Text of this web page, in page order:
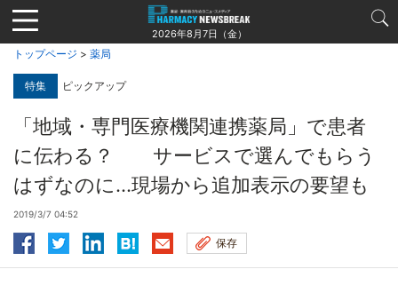
Jump
to
navigation
2026年8月7日（金）
トップページ > 薬局
特集 ピックアップ
「地域・専門医療機関連携薬局」で患者
に伝わる？ サービスで選んでもらう
はずなのに…現場から追加表示の要望も
2019/3/7 04:52
保存